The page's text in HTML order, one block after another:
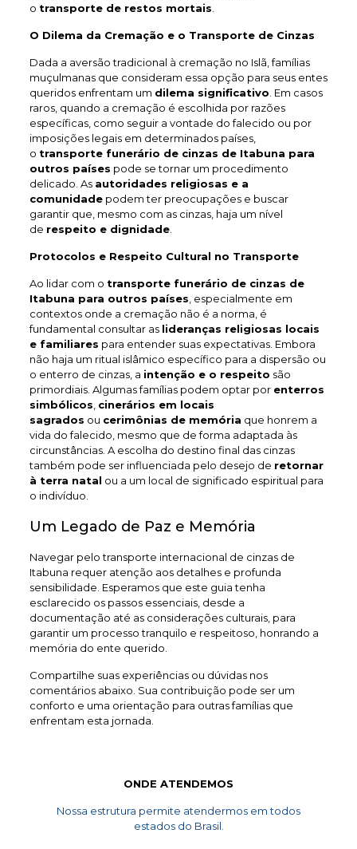
o transporte de restos mortais
O Dilema da Cremação e o Transporte de Cinzas
Dada a aversão tradicional à cremação no Islã, famílias
muçulmanas que consideram essa opção para seus entes
queridos enfrentam um dilema significativo . Em casos
raros, quando a cremação é escolhida por razões
específicas, como seguir a vontade do falecido ou por
imposições legais em determinados países,
o transporte funerário de cinzas de Itabuna para
outros países pode se tornar um procedimento
delicado. As autoridades religiosas e a
comunidadepodem ter preocupações e buscar
garantir que, mesmo com as cinzas, haja um nível
de respeito e dignidade.
Protocolos e Respeito Cultural no Transporte
Ao lidar com o transporte funerário de cinzas de
Itabuna para outros países , especialmente em
contextos onde a cremação não é a norma, é
fundamental consultar as lideranças religiosas locais
e familiares para entender suas expectativas. Embora
não haja um ritual islâmico específico para a dispersão ou
o enterro de cinzas, a intenção e o respeito são
primordiais. Algumas famílias podem optar por enterros
simbólicos cinerários em locais
sagrados ou cerimônias de memória que honrem a
vida do falecido, mesmo que de forma adaptada às
circunstâncias. A escolha do destino final das cinzas
também pode ser influenciada pelo desejo de retornar
à terra natal ou a um local de significado espiritual para
o indivíduo.
Um Legado de Paz e Memória
Navegar pelo transporte internacional de cinzas de
Itabuna requer atenção aos detalhes e profunda
sensibilidade. Esperamos que este guia tenha
esclarecido os passos essenciais, desde a
documentação até as considerações culturais, para
garantir um processo tranquilo e respeitoso, honrando a
memória do ente querido.
Compartilhe suas experiências ou dúvidas nos
comentários abaixo. Sua contribuição pode ser um
conforto e uma orientação para outras famílias que
enfrentam esta jornada.
ONDE ATENDEMOS
Nossa estrutura permite atendermos em todos
estados do Brasil.